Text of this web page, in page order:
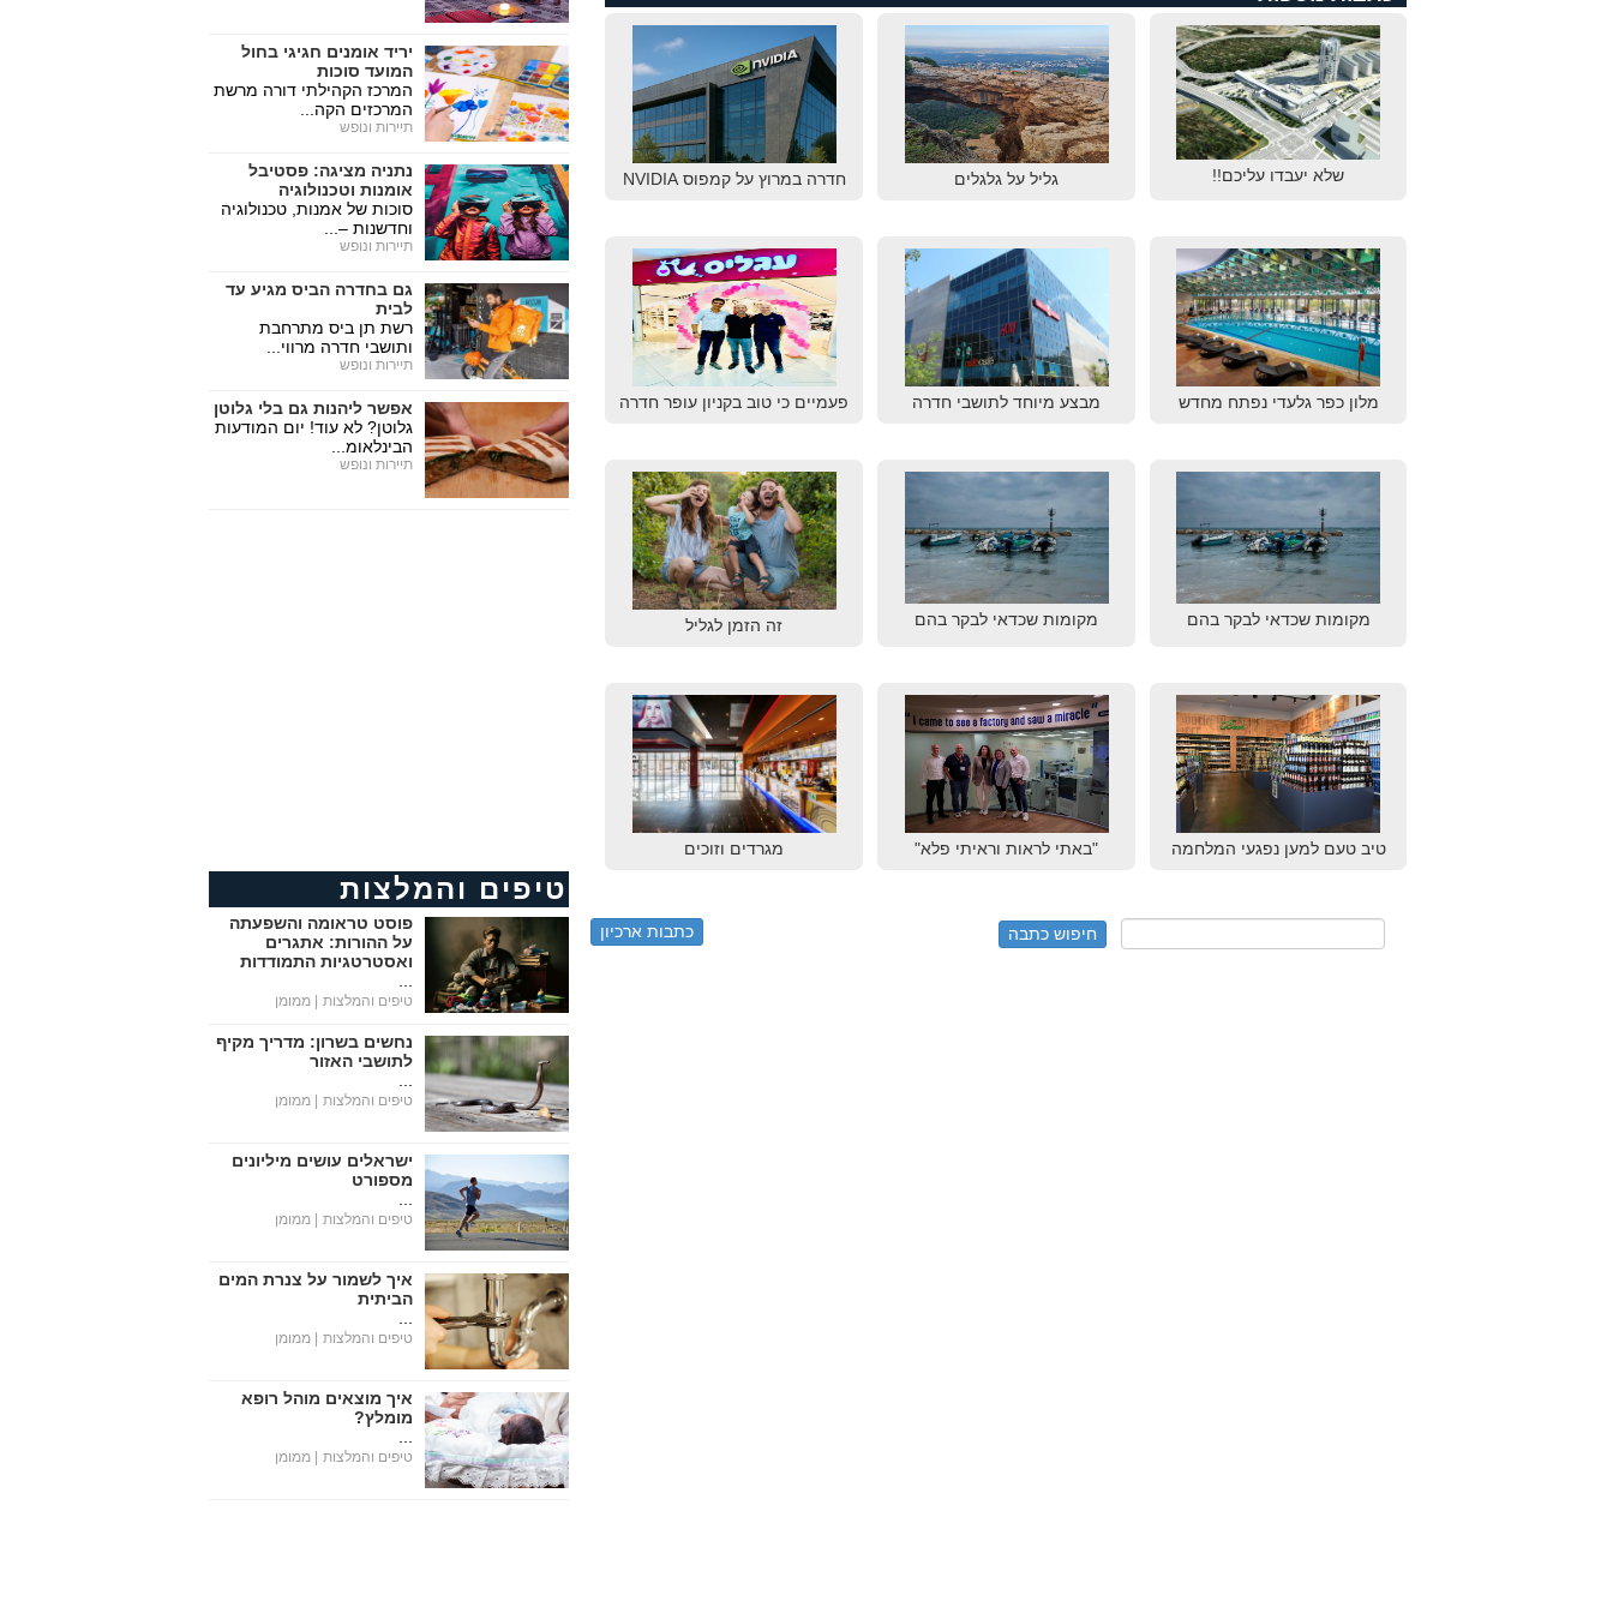
שלא יעבדו עליכם!! גליל על גלגלים חדרה במרוץ על קמפוס NVIDIA
מלון כפר גלעדי נפתח מחדש מבצע מיוחד לתושבי חדרה פעמיים כי טוב בקניון עופר חדרה
מקומות שכדאי לבקר בהם מקומות שכדאי לבקר בהם זה הזמן לגליל
טיב טעם למען נפגעי המלחמה "באתי לראות וראיתי פלא" מגרדים וזוכים
כתבות ארכיון
יריד אומנים חגיגי בחול
המועד סוכות
המרכז הקהילתי דורה מרשת
המרכזים הקה...
תיירות ונופש
נתניה מציגה: פסטיבל
אומנות וטכנולוגיה
סוכות של אמנות, טכנולוגיה
וחדשנות –...
תיירות ונופש
גם בחדרה הביס מגיע עד
לבית
רשת תן ביס מתרחבת
ותושבי חדרה מרווי...
תיירות ונופש
אפשר ליהנות גם בלי גלוטן
גלוטן? לא עוד! יום המודעות
הבינלאומ...
תיירות ונופש
טיפים והמלצות
פוסט טראומה והשפעתה
על ההורות: אתגרים
ואסטרטגיות התמודדות
טיפים והמלצות | ממומן
נחשים בשרון: מדריך מקיף
לתושבי האזור
טיפים והמלצות | ממומן
ישראלים עושים מיליונים
מספורט
טיפים והמלצות | ממומן
איך לשמור על צנרת המים
הביתית
טיפים והמלצות | ממומן
איך מוצאים מוהל רופא
מומלץ?
טיפים והמלצות | ממומן